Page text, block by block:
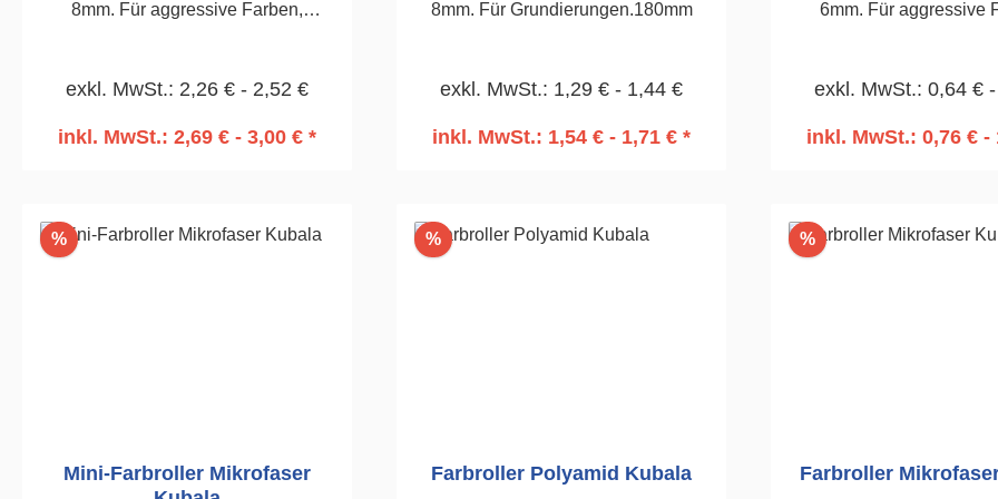
8mm. Für aggressive Farben,
exkl. MwSt.: 2,26 € - 2,52 €
inkl. MwSt.: 2,69 € - 3,00 € *
8mm. Für Grundierungen.180mm
exkl. MwSt.: 1,29 € - 1,44 €
inkl. MwSt.: 1,54 € - 1,71 € *
6mm. Für aggressive
Stückzahl 2
exkl. MwSt.: 0,64 €
inkl. MwSt.: 0,76 € -
%Rabatt
Mini-Farbroller Mikrofaser
%Rabatt
Farbroller Polyamid Kubala
%Rabatt
Farbroller